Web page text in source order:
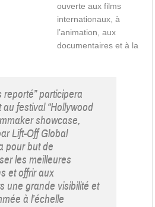
ouverte aux films
internationaux, à
l’animation, aux
documentaires et à la
reporté” participera
festival “Hollywood
showcase,
Lift-Off Global
pour but de
les meilleures
et offrir aux
une grande visibilité et
à l’échelle